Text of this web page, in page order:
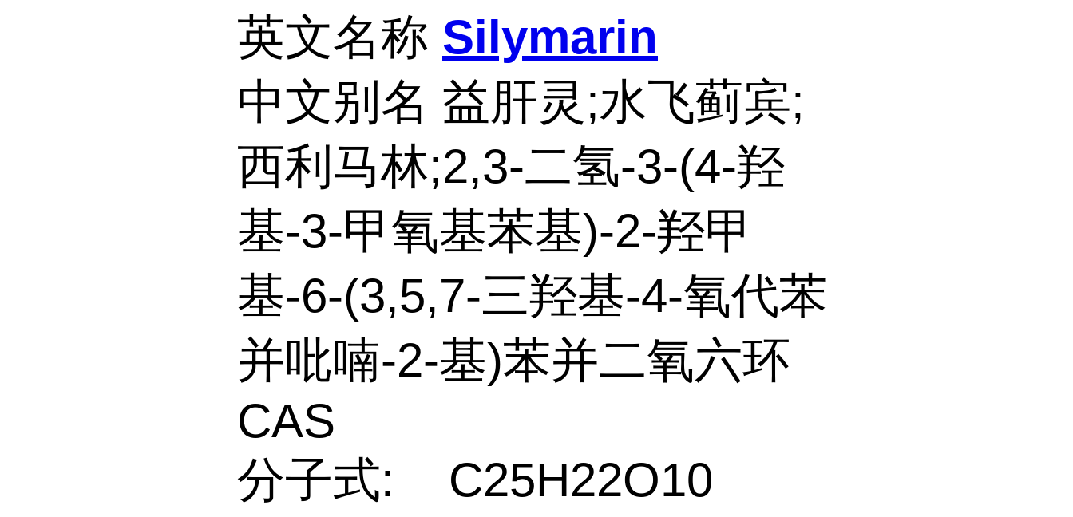
英文名称 Silymarin
中文别名 益肝灵;水飞蓟宾;
西利马林;2,3-二氢-3-(4-羟
基-3-甲氧基苯基)-2-羟甲
基-6-(3,5,7-三羟基-4-氧代苯
并吡喃-2-基)苯并二氧六环
CAS
分子式: C25H22O10